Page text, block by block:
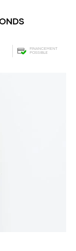
FINANCEMENT
POSSIBLE